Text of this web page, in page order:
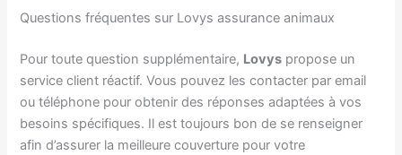
Questions fréquentes sur Lovys assurance animaux
Pour toute question supplémentaire, Lovys propose un
service client réactif. Vous pouvez les contacter par email
ou téléphone pour obtenir des réponses adaptées à vos
besoins spécifiques. Il est toujours bon de se renseigner
afin d’assurer la meilleure couverture pour votre